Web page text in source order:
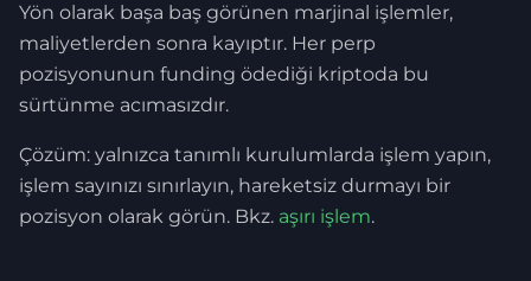
Yön olarak başa baş görünen marjinal işlemler,
maliyetlerden sonra kayıptır. Her perp
pozisyonunun funding ödediği kriptoda bu
sürtünme acımasızdır.
Çözüm: yalnızca tanımlı kurulumlarda işlem yapın,
işlem sayınızı sınırlayın, hareketsiz durmayı bir
pozisyon olarak görün. Bkz. aşırı işlem.